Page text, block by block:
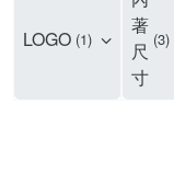
LOGO 1
著
尺
寸
3